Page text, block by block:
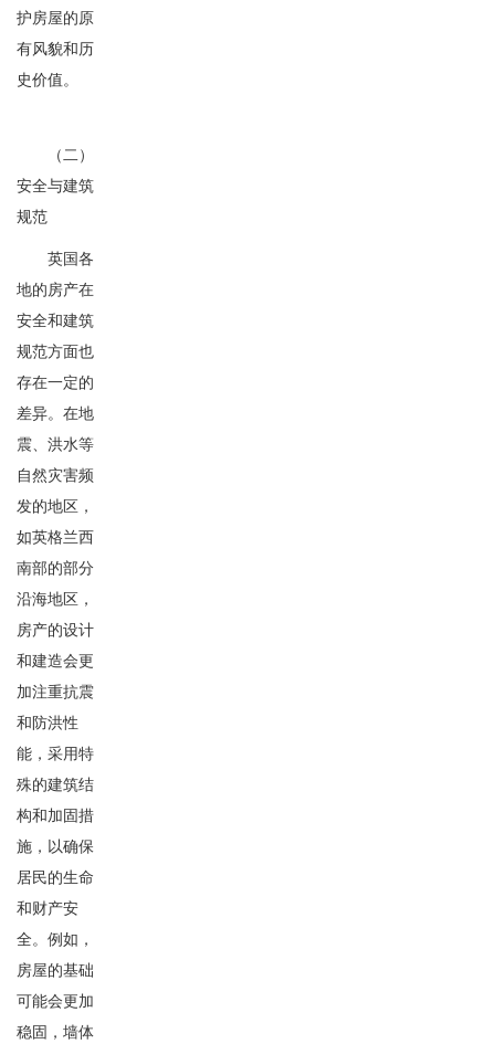
护房屋的原
有风貌和历
史价值。
（二）
安全与建筑
规范
英国各
地的房产在
安全和建筑
规范方面也
存在一定的
差异。在地
震、洪水等
自然灾害频
发的地区，
如英格兰西
南部的部分
沿海地区，
房产的设计
和建造会更
加注重抗震
和防洪性
能，采用特
殊的建筑结
构和加固措
施，以确保
居民的生命
和财产安
全。例如，
房屋的基础
可能会更加
稳固，墙体